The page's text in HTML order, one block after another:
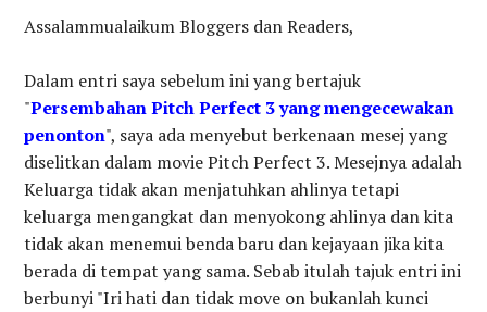
Assalammualaikum Bloggers dan Readers,
Dalam entri saya sebelum ini yang bertajuk
"Persembahan Pitch Perfect 3 yang mengecewakan
penonton", saya ada menyebut berkenaan mesej yang
diselitkan dalam movie Pitch Perfect 3. Mesejnya adalah
Keluarga tidak akan menjatuhkan ahlinya tetapi
keluarga mengangkat dan menyokong ahlinya dan kita
tidak akan menemui benda baru dan kejayaan jika kita
berada di tempat yang sama. Sebab itulah tajuk entri ini
berbunyi "Iri hati dan tidak move on bukanlah kunci